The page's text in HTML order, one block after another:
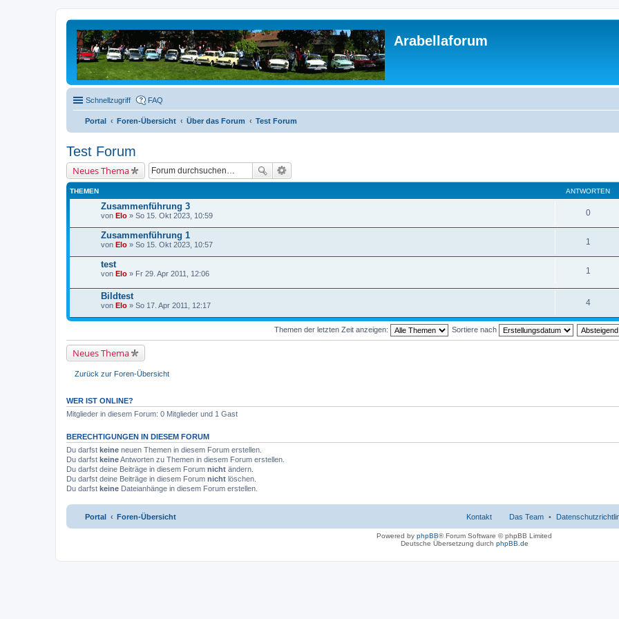
Arabellaforum
Schnellzugriff FAQ
Portal Foren-Übersicht Über das Forum Test Forum
Test Forum
Neues Thema
THEMEN ANTWORTEN
Zusammenführung 3
von Elo » So 15. Okt 2023, 10:59 0
Zusammenführung 1
von Elo » So 15. Okt 2023, 10:57 1
test
von Elo » Fr 29. Apr 2011, 12:06 1
Bildtest
von Elo » So 17. Apr 2011, 12:17 4
Themen der letzten Zeit anzeigen: Sortiere nach
Neues Thema
Zurück zur Foren-Übersicht
WER IST ONLINE?
Mitglieder in diesem Forum: 0 Mitglieder und 1 Gast
BERECHTIGUNGEN IN DIESEM FORUM
Du darfst keine neuen Themen in diesem Forum erstellen.
Du darfst keineAntworten zu Themen in diesem Forum erstellen.
Du darfst deine Beiträge in diesem Forum nicht ändern.
Du darfst deine Beiträge in diesem Forum nicht löschen.
Du darfst keine Dateianhänge in diesem Forum erstellen.
Portal Foren-Übersicht Das Team
Kontakt
Powered by phpBB® Forum Software © phpBB Limited
Deutsche Übersetzung durch phpBB.de